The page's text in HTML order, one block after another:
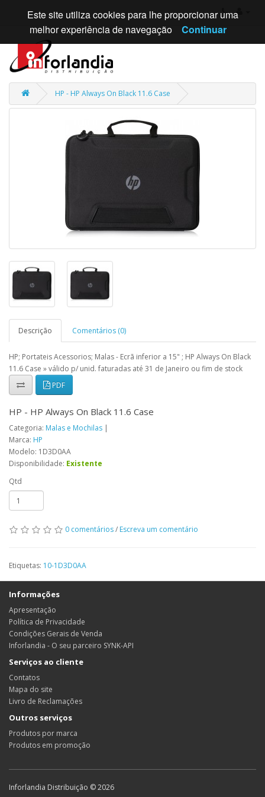
HP - HP Always On Black 11.6 Case
Descrição Comentários (0)
HP; Portateis Acessorios; Malas - Ecrã inferior a 15" ; HP Always On Black
11.6 Case » válido p/ unid. faturadas até 31 de Janeiro ou fim de stock
PDF
HP - HP Always On Black 11.6 Case
Categoria: Malas e Mochilas |
Marca: HP
Modelo: 1D3D0AA
Disponibilidade: Existente
Qtd
0 comentários/ Escreva um comentário
Etiquetas: 10-1D3D0AA
Informações
Apresentação
Política de Privacidade
Condições Gerais de Venda
Inforlandia - O seu parceiro SYNK-API
Serviços ao cliente
Contatos
Mapa do site
Livro de Reclamações
Outros serviços
Produtos por marca
Produtos em promoção
Inforlandia Distribuição © 2026
Este site utiliza cookies para lhe proporcionar uma
melhor experiência de navegação
Continuar